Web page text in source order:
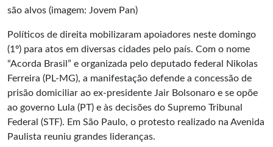
são alvos (imagem: Jovem Pan)
Políticos de direita mobilizaram apoiadores neste domingo
(1º) para atos em diversas cidades pelo país. Com o nome
“Acorda Brasil” e organizada pelo deputado federal Nikolas
Ferreira (PL-MG), a manifestação defende a concessão de
prisão domiciliar ao ex-presidente Jair Bolsonaro e se opõe
ao governo Lula (PT) e às decisões do Supremo Tribunal
Federal (STF). Em São Paulo, o protesto realizado na Avenida
Paulista reuniu grandes lideranças.